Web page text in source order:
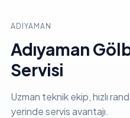
ADIYAMAN
Adıyaman
Servisi
Uzman teknik ekip, hızlı
yerinde servis avantajı.